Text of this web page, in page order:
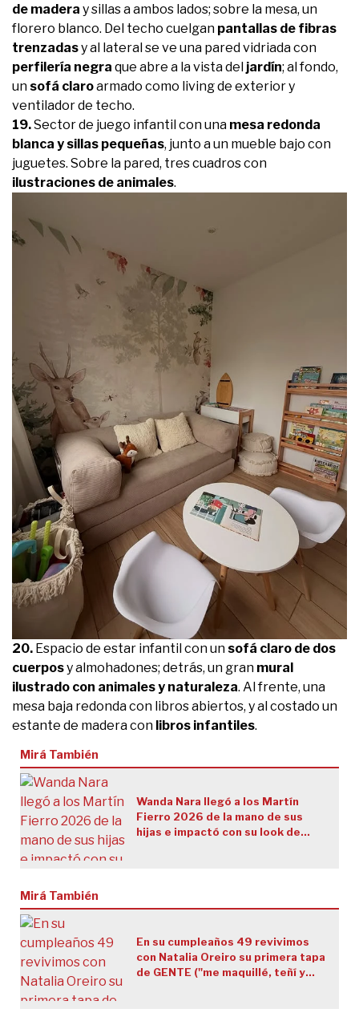
de madera y sillas a ambos lados; sobre la mesa, un
florero blanco. Del techo cuelgan pantallas de fibras
trenzadasy al lateral se ve una pared vidriada con
perfilería negra que abre a la vista del jardín; al fondo,
un sofá claroarmado como living de exterior y
ventilador de techo.
19.Sector de juego infantil con una mesa redonda
blanca y sillas pequeñas, junto a un mueble bajo con
juguetes. Sobre la pared, tres cuadros con
ilustraciones de animales.
20. Espacio de estar infantil con un sofá claro de dos
cuerposy almohadones; detrás, un gran mural
ilustrado con animales y naturaleza. Al frente, una
mesa baja redonda con libros abiertos, y al costado un
estante de madera con libros infantiles.
Mirá También
Wanda Nara llegó a los Martín
Fierro 2026 de la mano de sus
hijas e impactó con su look de
Mirá También
En su cumpleaños 49 revivimos
con Natalia Oreiro su primera tapa
de GENTE ("me maquillé, teñí y